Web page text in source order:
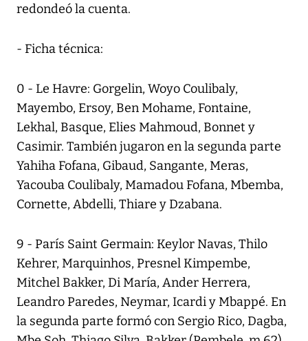
redondeó la cuenta.
- Ficha técnica:
0 - Le Havre: Gorgelin, Woyo Coulibaly,
Mayembo, Ersoy, Ben Mohame, Fontaine,
Lekhal, Basque, Elies Mahmoud, Bonnet y
Casimir. También jugaron en la segunda parte
Yahiha Fofana, Gibaud, Sangante, Meras,
Yacouba Coulibaly, Mamadou Fofana, Mbemba,
Cornette, Abdelli, Thiare y Dzabana.
9 - París Saint Germain: Keylor Navas, Thilo
Kehrer, Marquinhos, Presnel Kimpembe,
Mitchel Bakker, Di María, Ander Herrera,
Leandro Paredes, Neymar, Icardi y Mbappé. En
la segunda parte formó con Sergio Rico, Dagba,